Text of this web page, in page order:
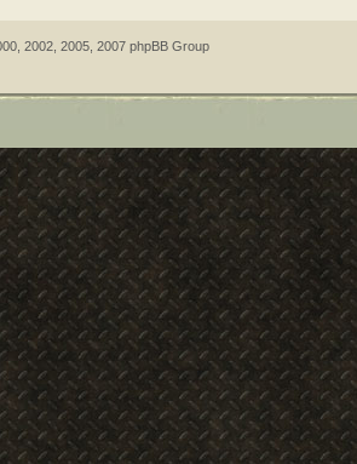
2002, 2005, 2007 phpBB Group